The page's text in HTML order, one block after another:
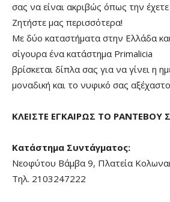
σας να είναι ακριβώς όπως την έχετε
Ζητήστε μας περισσότερα!
Με δύο καταστήματα στην Ελλάδα
σίγουρα ένα κατάστημα Primalicia
βρίσκεται δίπλα σας για να γίνει η
μοναδική και το νυφικό σας
ΚΛΕΙΣΤΕ ΕΓΚΑΙΡΩΣ ΤΟ ΡΑΝΤΕΒΟΥ
Κατάστημα Συντάγματος:
Νεοφύτου Βάμβα 9, Πλατεία
Τηλ. 2103247222